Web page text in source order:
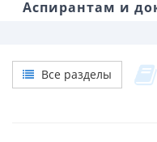
Аспирантам и
Все разделы